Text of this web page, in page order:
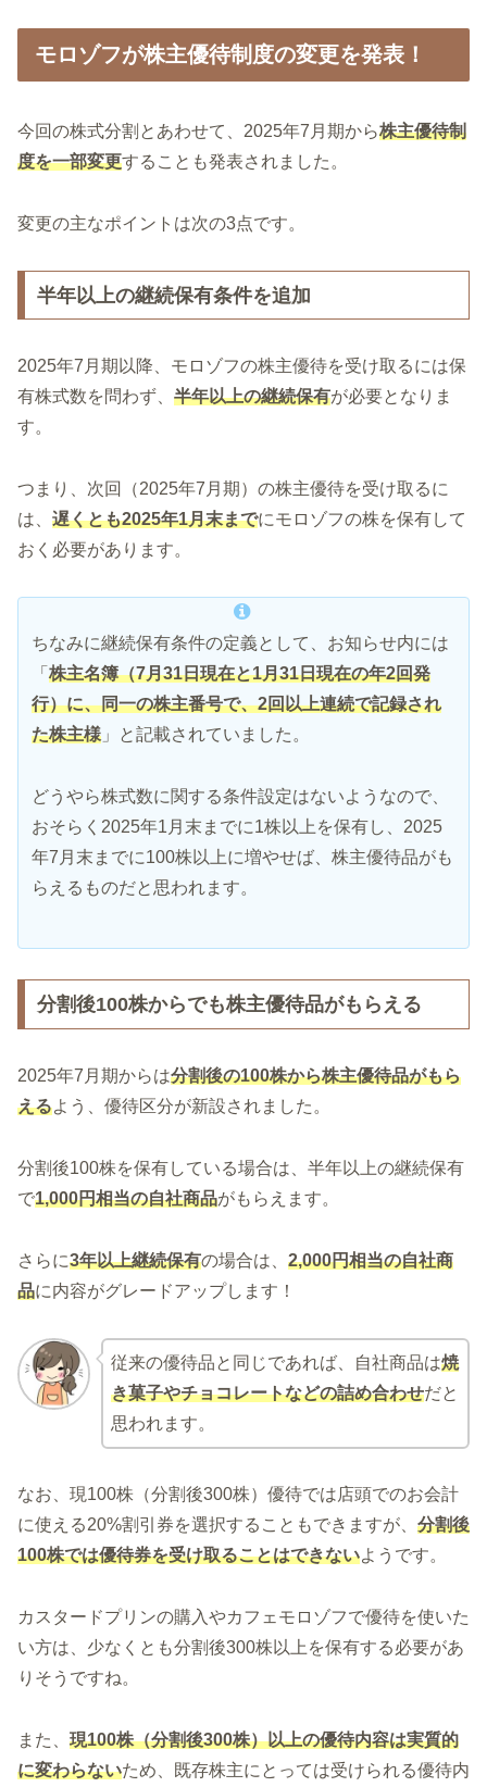
モロゾフが株主優待制度の変更を発表！
今回の株式分割とあわせて、2025年7月期から株主優待制
度を一部変更することも発表されました。
変更の主なポイントは次の3点です。
半年以上の継続保有条件を追加
2025年7月期以降、モロゾフの株主優待を受け取るには保
有株式数を問わず、 半年以上の継続保有が必要となりま
す。
つまり、次回（2025年7月期）の株主優待を受け取るに
は、 遅くとも2025年1月末までにモロゾフの株を保有して
おく必要があります。
ちなみに継続保有条件の定義として、お知らせ内には
「 株主名簿（7月31日現在と1月31日現在の年2回発
行）に、同一の株主番号で、2回以上連続で記録され
た株主様 」と記載されていました。
どうやら株式数に関する条件設定はないようなので、
おそらく2025年1月末までに1株以上を保有し、2025
年7月末までに100株以上に増やせば、株主優待品がも
らえるものだと思われます。
分割後100株からでも株主優待品がもらえる
2025年7月期からは分割後の100株から株主優待品がもら
えるよう、優待区分が新設されました。
分割後100株を保有している場合は、半年以上の継続保有
で1,000円相当の自社商品がもらえます。
さらに3年以上継続保有の場合は、 2,000円相当の自社商
品に内容がグレードアップします！
従来の優待品と同じであれば、自社商品は焼
き菓子やチョコレートなどの詰め合わせだと
思われます。
なお、現100株（分割後300株）優待では店頭でのお会計
に使える20%割引券を選択することもできますが、 分割後
100株では優待券を受け取ることはできないようです。
カスタードプリンの購入やカフェモロゾフで優待を使いた
い方は、少なくとも分割後300株以上を保有する必要があ
りそうですね。
また、 現100株（分割後300株）以上の優待内容は実質的
に変わらないため、既存株主にとっては受けられる優待内